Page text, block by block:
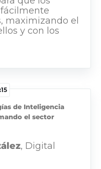
maximizando el
y con los
de Inteligencia
el sector
, Digital